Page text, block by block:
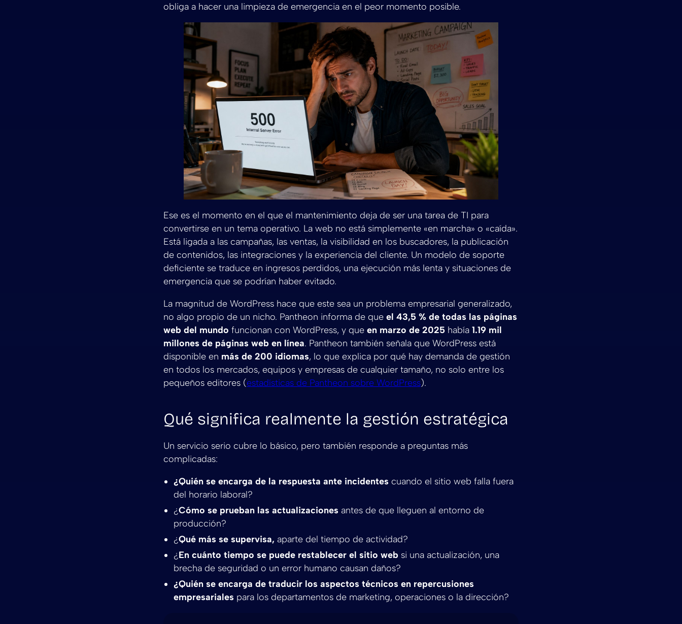
obliga a hacer una limpieza de emergencia en el peor momento posible.
Ese es el momento en el que el mantenimiento deja de ser una tarea de TI para
convertirse en un tema operativo. La web no está simplemente «en marcha» o «caída».
Está ligada a las campañas, las ventas, la visibilidad en los buscadores, la publicación
de contenidos, las integraciones y la experiencia del cliente. Un modelo de soporte
deficiente se traduce en ingresos perdidos, una ejecución más lenta y situaciones de
emergencia que se podrían haber evitado.
La magnitud de WordPress hace que este sea un problema empresarial generalizado,
no algo propio de un nicho. Pantheon informa de que el 43,5 % de todas las páginas
web del mundo funcionan con WordPress, y que en marzo de 2025 había 1.19 mil
millones de páginas web en línea. Pantheon también señala que WordPress está
disponible en más de 200 idiomas, lo que explica por qué hay demanda de gestión
en todos los mercados, equipos y empresas de cualquier tamaño, no solo entre los
pequeños editores (estadísticas de Pantheon sobre WordPress).
Qué significa realmente la gestión estratégica
Un servicio serio cubre lo básico, pero también responde a preguntas más
complicadas:
¿Quién se encarga de la respuesta ante incidentes cuando el sitio web falla fuera
del horario laboral?
¿Cómo se prueban las actualizaciones antes de que lleguen al entorno de
producción?
¿Qué más se supervisa, aparte del tiempo de actividad?
¿En cuánto tiempo se puede restablecer el sitio web si una actualización, una
brecha de seguridad o un error humano causan daños?
¿Quién se encarga de traducir los aspectos técnicos en repercusiones
empresariales para los departamentos de marketing, operaciones o la dirección?